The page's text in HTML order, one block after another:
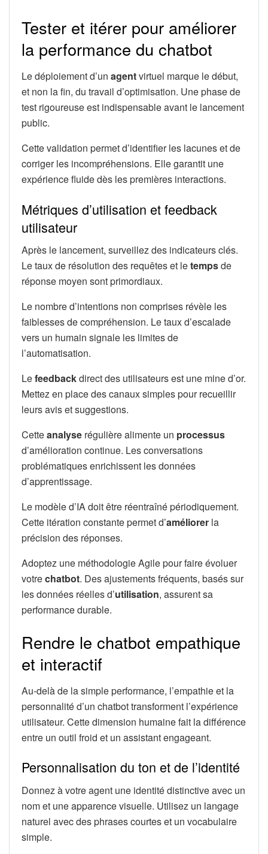
Tester et itérer pour améliorer
la performance du chatbot
Le déploiement d’un agentvirtuel marque le début,
et non la fin, du travail d’optimisation. Une phase de
test rigoureuse est indispensable avant le lancement
public.
Cette validation permet d’identifier les lacunes et de
corriger les incompréhensions. Elle garantit une
expérience fluide dès les premières interactions.
Métriques d’utilisation et feedback
utilisateur
Après le lancement, surveillez des indicateurs clés.
Le taux de résolution des requêtes et letempsde
réponse moyen sont primordiaux.
Le nombre d’intentions non comprises révèle les
faiblesses de compréhension. Le taux d’escalade
vers un humain signale les limites de
l’automatisation.
Lefeedbackdirect des utilisateurs est une mine d’or.
Mettez en place des canaux simples pour recueillir
leurs avis et suggestions.
Cetteanalyse régulière alimente un processus
d’amélioration continue. Les conversations
problématiques enrichissent les données
d’apprentissage.
Le modèle d’IA doit être réentraîné périodiquement.
Cette itération constante permet d’améliorer la
précision des réponses.
Adoptez une méthodologie Agile pour faire évoluer
votrechatbot. Des ajustements fréquents, basés sur
les données réelles d’utilisation, assurent sa
performance durable.
Rendre le chatbot empathique
et interactif
Au-delà de la simple performance, l’empathie et la
personnalité d’un chatbot transforment l’expérience
utilisateur. Cette dimension humaine fait la différence
entre un outil froid et un assistant engageant.
Personnalisation du ton et de l’identité
Donnez à votre agent une identité distinctive avec un
nom et une apparence visuelle. Utilisez un langage
naturel avec des phrases courtes et un vocabulaire
simple.